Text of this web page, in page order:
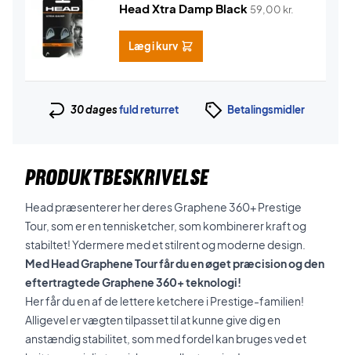
Head Xtra Damp Black 59,00 kr.
Læg i kurv
30 dagesfuld returret Betalingsmidler
PRODUKTBESKRIVELSE
Head præsenterer her deres Graphene 360+ Prestige
Tour, som er en tennisketcher, som kombinerer kraft og
stabiltet! Ydermere med et stilrent og moderne design.
Med Head Graphene Tour får du en øget præcision og den
eftertragtede Graphene 360+ teknologi!
Her får du en af de lettere ketchere i Prestige-familien!
Alligevel er vægten tilpasset til at kunne give dig en
anstændig stabilitet, som med fordel kan bruges ved et